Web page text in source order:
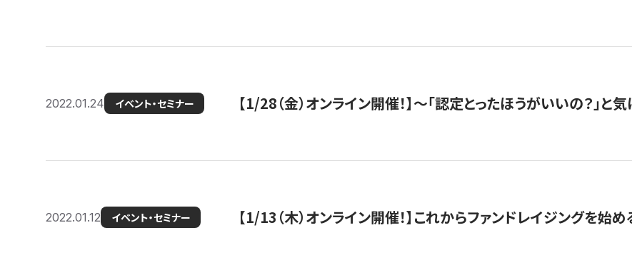
2022.01.24 イベント・セミナー 【1/28（金）オンライン開催！】〜「認定とったほうがいいの？」
2022.01.12 イベント・セミナー 【1/13（木）オンライン開催！】これからファンドレイジングを始